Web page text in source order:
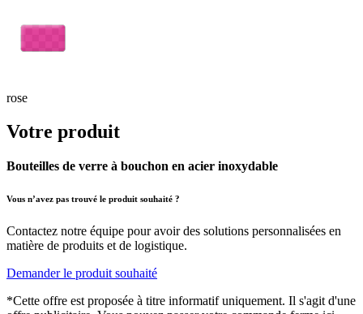
rose
Votre produit
Bouteilles de verre à bouchon en acier inoxydable
Vous n’avez pas trouvé le produit souhaité ?
Contactez notre équipe pour avoir des solutions personnalisées en
matière de produits et de logistique.
Demander le produit souhaité
*Cette offre est proposée à titre informatif uniquement. Il s'agit d'une